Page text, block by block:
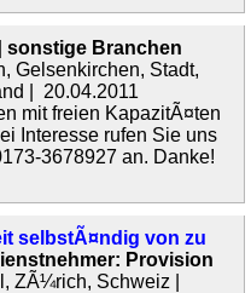
sonstige Branchen
Gelsenkirchen, Stadt,
| 20.04.2011
mit freien KapazitÃ¤ten
Interesse rufen Sie uns
3678927 an. Danke!
selbstÃ¤ndig von zu
Provision
ZÃ¼rich, Schweiz |